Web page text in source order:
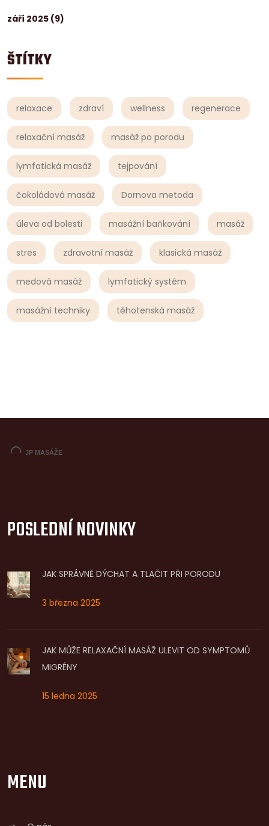
září 2025 (9)
ŠTÍTKY
relaxace zdraví wellness regenerace
relaxační masáž masáž po porodu
lymfatická masáž tejpování
čokoládová masáž Dornova metoda
úleva od bolesti masážní baňkování masáž
stres zdravotní masáž klasická masáž
medová masáž lymfatický systém
masážní techniky těhotenská masáž
POSLEDNÍ NOVINKY
JAK SPRÁVNĚ DÝCHAT A TLAČIT PŘI PORODU
3 března 2025
JAK MŮŽE RELAXAČNÍ MASÁŽ ULEVIT OD SYMPTOMŮ
MIGRÉNY
15 ledna 2025
MENU